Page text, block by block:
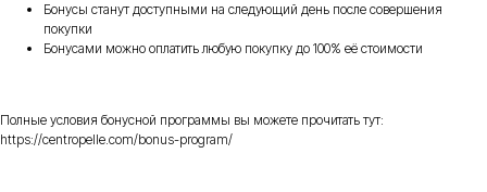
Бонусы станут доступными на следующий день после совершения
покупки
Бонусами можно оплатить любую покупку до 100% её стоимости
Полные условия бонусной программы вы можете прочитать тут:
https://centropelle.com/bonus-program/